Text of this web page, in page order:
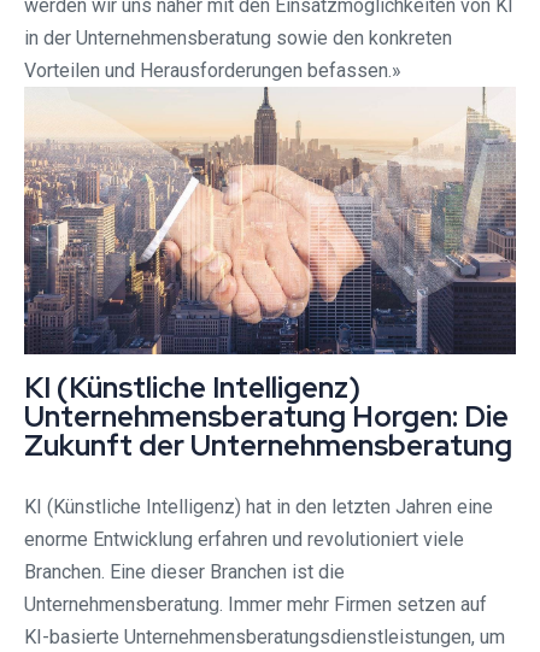
werden wir uns näher mit den Einsatzmöglichkeiten von KI
in der Unternehmensberatung sowie den konkreten
Vorteilen und Herausforderungen befassen.»
KI (Künstliche Intelligenz)
Unternehmensberatung Horgen: Die
Zukunft der Unternehmensberatung
KI (Künstliche Intelligenz) hat in den letzten Jahren eine
enorme Entwicklung erfahren und revolutioniert viele
Branchen. Eine dieser Branchen ist die
Unternehmensberatung. Immer mehr Firmen setzen auf
KI-basierte Unternehmensberatungsdienstleistungen, um